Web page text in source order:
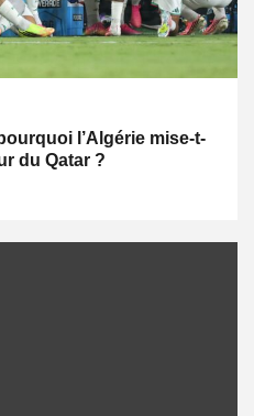
l’Algérie mise-t-
du Qatar ?